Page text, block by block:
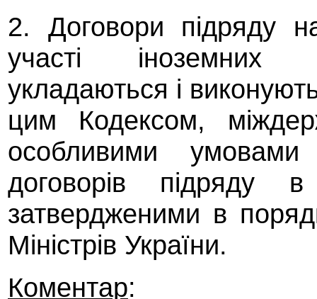
2. Договори підряду
участі іноземних
укладаються і
цим Кодексом,
особливими
договорів підряду в
затвердженими в
Міністрів України.
Коментар: